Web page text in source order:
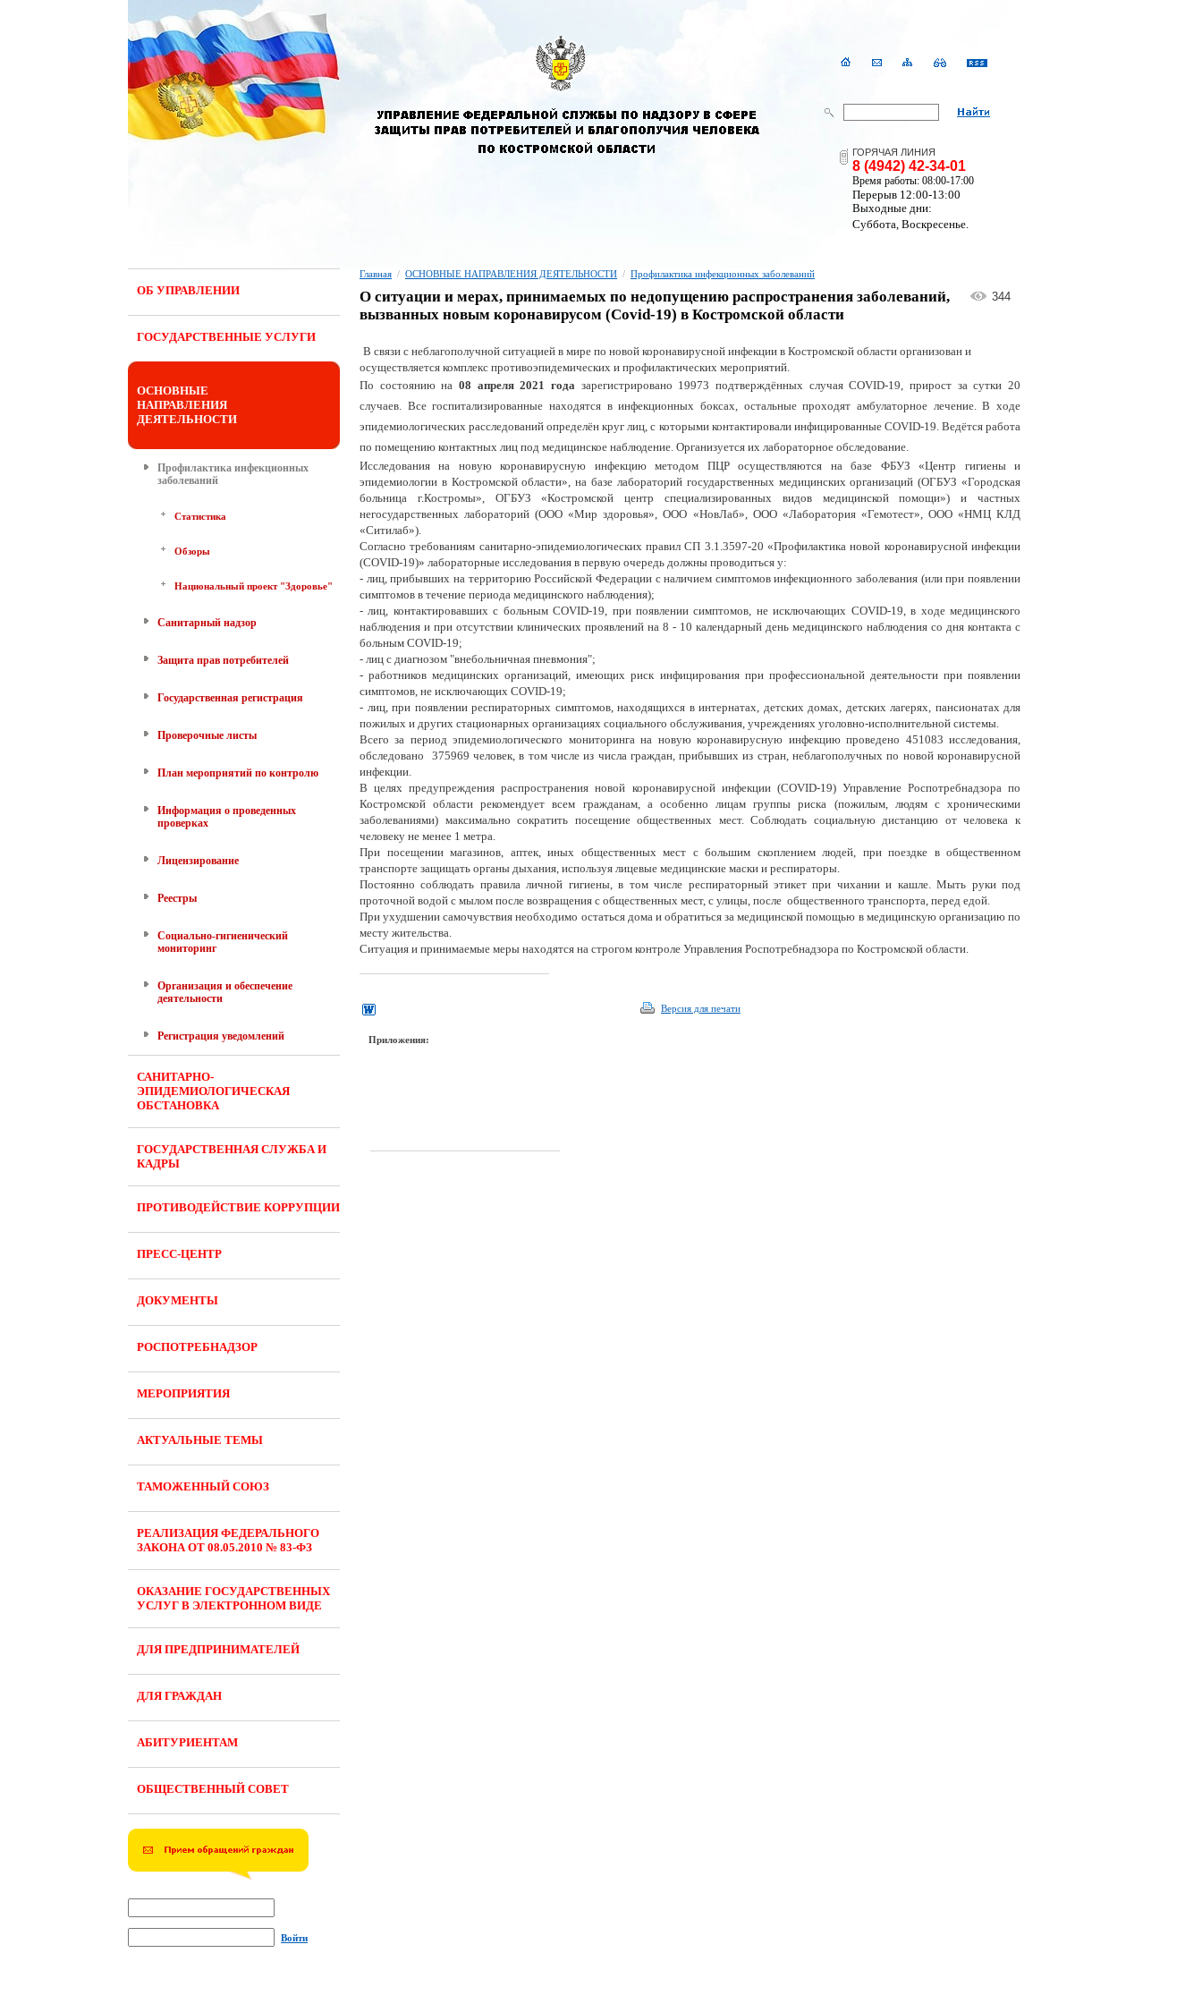
ГОРЯЧАЯ ЛИНИЯ
8 (4942) 42-34-01
Время работы: 08:00-17:00
Перерыв 12:00-13:00
Выходные дни:
Суббота, Воскресенье.
ОБ УПРАВЛЕНИИ
ГОСУДАРСТВЕННЫЕ УСЛУГИ
ОСНОВНЫЕ
НАПРАВЛЕНИЯ
ДЕЯТЕЛЬНОСТИ
Профилактика инфекционных
заболеваний
Статистика
Обзоры
Национальный проект "Здоровье"
Санитарный надзор
Защита прав потребителей
Государственная регистрация
Проверочные листы
План мероприятий по контролю
Информация о проведенных
проверках
Лицензирование
Реестры
Социально-гигиенический
мониторинг
Организация и обеспечение
деятельности
Регистрация уведомлений
САНИТАРНО-
ЭПИДЕМИОЛОГИЧЕСКАЯ
ОБСТАНОВКА
ГОСУДАРСТВЕННАЯ СЛУЖБА И
КАДРЫ
ПРОТИВОДЕЙСТВИЕ КОРРУПЦИИ
ПРЕСС-ЦЕНТР
ДОКУМЕНТЫ
РОСПОТРЕБНАДЗОР
МЕРОПРИЯТИЯ
АКТУАЛЬНЫЕ ТЕМЫ
ТАМОЖЕННЫЙ СОЮЗ
РЕАЛИЗАЦИЯ ФЕДЕРАЛЬНОГО
ЗАКОНА ОТ 08.05.2010 № 83-ФЗ
ОКАЗАНИЕ ГОСУДАРСТВЕННЫХ
УСЛУГ В ЭЛЕКТРОННОМ ВИДЕ
ДЛЯ ПРЕДПРИНИМАТЕЛЕЙ
ДЛЯ ГРАЖДАН
АБИТУРИЕНТАМ
ОБЩЕСТВЕННЫЙ СОВЕТ
Войти
Главная / ОСНОВНЫЕ НАПРАВЛЕНИЯ ДЕЯТЕЛЬНОСТИ / Профилактика инфекционных заболеваний
О ситуации и мерах, принимаемых по недопущению распространения заболеваний,
вызванных новым коронавирусом (Covid-19) в Костромской области
344
В связи с неблагополучной ситуацией в мире по новой коронавирусной инфекции в Костромской области организован и
осуществляется комплекс противоэпидемических и профилактических мероприятий.
По состоянию на 08 апреля 2021 года зарегистрировано 19973 подтверждённых случая COVID-19, прирост за сутки 20
случаев. Все госпитализированные находятся в инфекционных боксах, остальные проходят амбулаторное лечение. В ходе
эпидемиологических расследований определён круг лиц, с которыми контактировали инфицированные COVID-19. Ведётся работа
по помещению контактных лиц под медицинское наблюдение. Организуется их лабораторное обследование.
Исследования на новую коронавирусную инфекцию методом ПЦР осуществляются на базе ФБУЗ «Центр гигиены и
эпидемиологии в Костромской области», на базе лабораторий государственных медицинских организаций (ОГБУЗ «Городская
больница г.Костромы», ОГБУЗ «Костромской центр специализированных видов медицинской помощи») и частных
негосударственных лабораторий(ООО «Мир здоровья», ООО «НовЛаб», ООО «Лаборатория «Гемотест», ООО «НМЦ КЛД
«Ситилаб»).
Согласно требованиям санитарно-эпидемиологических правил СП 3.1.3597-20 «Профилактика новой коронавирусной инфекции
(COVID-19)» лабораторные исследования в первую очередь должны проводиться у:
- лиц, прибывших на территорию Российской Федерации с наличием симптомов инфекционного заболевания (или при появлении
симптомов в течение периода медицинского наблюдения);
- лиц, контактировавших с больным COVID-19, при появлении симптомов, не исключающих COVID-19, в ходе медицинского
наблюдения и при отсутствии клинических проявлений на 8 - 10 календарный день медицинского наблюдения со дня контакта с
больным COVID-19;
- лиц с диагнозом "внебольничная пневмония";
- работников медицинских организаций, имеющих риск инфицирования при профессиональной деятельности при появлении
симптомов, не исключающих COVID-19;
- лиц, при появлении респираторных симптомов, находящихся в интернатах, детских домах, детских лагерях, пансионатах для
пожилых и других стационарных организациях социального обслуживания, учреждениях уголовно-исполнительной системы.
Всего за период эпидемиологического мониторинга на новую коронавирусную инфекцию проведено 451083 исследования,
обследовано 375969 человек, в том числе из числа граждан, прибывших из стран, неблагополучных по новой коронавирусной
инфекции.
В целях предупреждения распространения новой коронавирусной инфекции (COVID-19) Управление Роспотребнадзора по
Костромской области рекомендует всем гражданам, а особенно лицам группы риска (пожилым, людям с хроническими
заболеваниями) максимально сократить посещение общественных мест. Соблюдать социальную дистанцию от человека к
человеку не менее 1 метра.
При посещении магазинов, аптек, иных общественных мест с большим скоплением людей, при поездке в общественном
транспорте защищать органы дыхания, используя лицевые медицинские маски и респираторы.
Постоянно соблюдать правила личной гигиены, в том числе респираторный этикет при чихании и кашле. Мыть руки под
проточной водой с мылом после возвращения с общественных мест, с улицы, после общественного транспорта, перед едой.
При ухудшении самочувствия необходимо остаться дома и обратиться за медицинской помощью в медицинскую организацию по
месту жительства.
Ситуация и принимаемые меры находятся на строгом контроле Управления Роспотребнадзора по Костромской области.
Версия для печати
Приложения: